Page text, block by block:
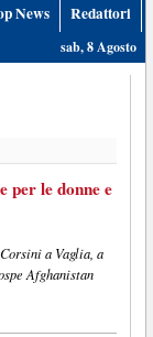
News
Redattori
sab, 8 Agosto
per le donne e
a Vaglia, a
Afghanistan